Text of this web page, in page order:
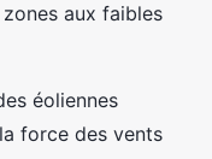
aux faibles
éoliennes
force des vents